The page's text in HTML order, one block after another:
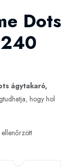
Dots
ágytakaró,
hogy hol